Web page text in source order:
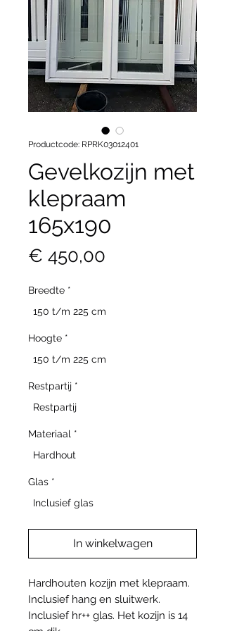
Productcode: RPRK03012401
Gevelkozijn met
klepraam
165x190
€ 450,00
Breedte *
150 t/m 225 cm
Hoogte *
150 t/m 225 cm
Restpartij *
Restpartij
Materiaal *
Hardhout
Glas *
Inclusief glas
In winkelwagen
Hardhouten kozijn met klepraam.
Inclusief hang en sluitwerk.
Inclusief hr++ glas. Het kozijn is 14